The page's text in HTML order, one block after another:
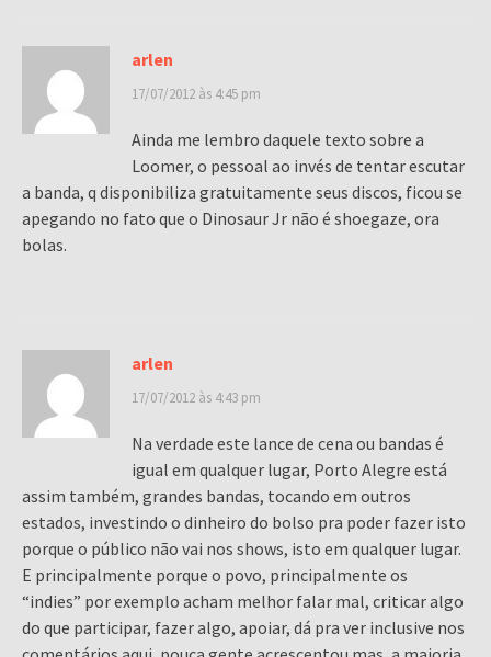
arlen
17/07/2012 às 4:45 pm
Ainda me lembro daquele texto sobre a
Loomer, o pessoal ao invés de tentar escutar
a banda, q disponibiliza gratuitamente seus discos, ficou se
apegando no fato que o Dinosaur Jr não é shoegaze, ora
bolas.
arlen
17/07/2012 às 4:43 pm
Na verdade este lance de cena ou bandas é
igual em qualquer lugar, Porto Alegre está
assim também, grandes bandas, tocando em outros
estados, investindo o dinheiro do bolso pra poder fazer isto
porque o público não vai nos shows, isto em qualquer lugar.
E principalmente porque o povo, principalmente os
“indies” por exemplo acham melhor falar mal, criticar algo
do que participar, fazer algo, apoiar, dá pra ver inclusive nos